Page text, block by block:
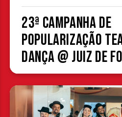
23ª Campanha de
Popularização
Dança @ Juiz de